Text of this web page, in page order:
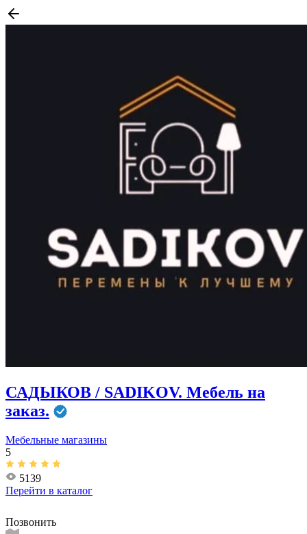
САДЫКОВ / SADIKOV. Мебель на
заказ.
Мебельные магазины
5
5139
Перейти в каталог
Позвонить